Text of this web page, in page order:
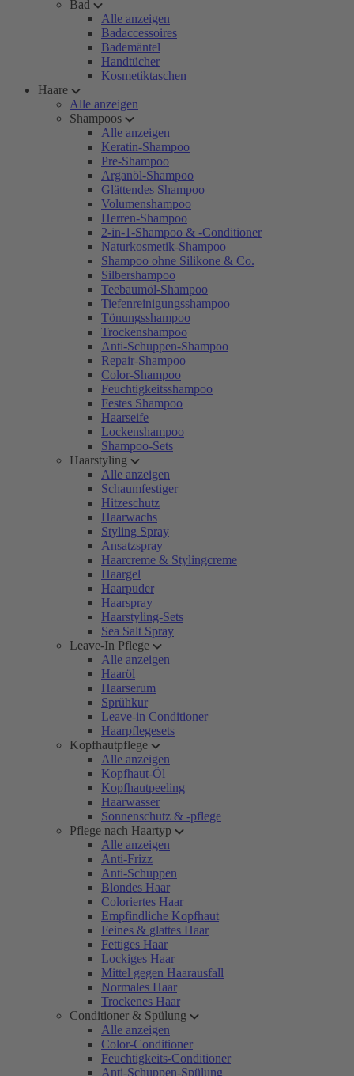
Bad
Alle anzeigen
Badaccessoires
Bademäntel
Handtücher
Kosmetiktaschen
Haare
Alle anzeigen
Shampoos
Alle anzeigen
Keratin-Shampoo
Pre-Shampoo
Arganöl-Shampoo
Glättendes Shampoo
Volumenshampoo
Herren-Shampoo
2-in-1-Shampoo & -Conditioner
Naturkosmetik-Shampoo
Shampoo ohne Silikone & Co.
Silbershampoo
Teebaumöl-Shampoo
Tiefenreinigungsshampoo
Tönungsshampoo
Trockenshampoo
Anti-Schuppen-Shampoo
Repair-Shampoo
Color-Shampoo
Feuchtigkeitsshampoo
Festes Shampoo
Haarseife
Lockenshampoo
Shampoo-Sets
Haarstyling
Alle anzeigen
Schaumfestiger
Hitzeschutz
Haarwachs
Styling Spray
Ansatzspray
Haarcreme & Stylingcreme
Haargel
Haarpuder
Haarspray
Haarstyling-Sets
Sea Salt Spray
Leave-In Pflege
Alle anzeigen
Haaröl
Haarserum
Sprühkur
Leave-in Conditioner
Haarpflegesets
Kopfhautpflege
Alle anzeigen
Kopfhaut-Öl
Kopfhautpeeling
Haarwasser
Sonnenschutz & -pflege
Pflege nach Haartyp
Alle anzeigen
Anti-Frizz
Anti-Schuppen
Blondes Haar
Coloriertes Haar
Empfindliche Kopfhaut
Feines & glattes Haar
Fettiges Haar
Lockiges Haar
Mittel gegen Haarausfall
Normales Haar
Trockenes Haar
Conditioner & Spülung
Alle anzeigen
Color-Conditioner
Feuchtigkeits-Conditioner
Anti-Schuppen-Spülung